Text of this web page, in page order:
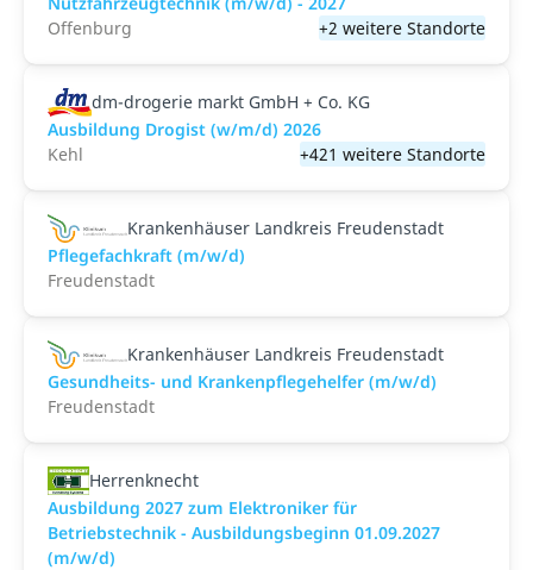
Offenburg
+2 weitere Standorte
dm-drogerie markt GmbH + Co. KG
Ausbildung Drogist (w/m/d) 2026
Kehl
+421 weitere Standorte
Krankenhäuser Landkreis Freudenstadt
Pflegefachkraft (m/w/d)
Freudenstadt
Krankenhäuser Landkreis Freudenstadt
Gesundheits- und Krankenpflegehelfer (m/w/d)
Freudenstadt
Herrenknecht
Ausbildung 2027 zum Elektroniker für
Betriebstechnik - Ausbildungsbeginn 01.09.2027
(m/w/d)